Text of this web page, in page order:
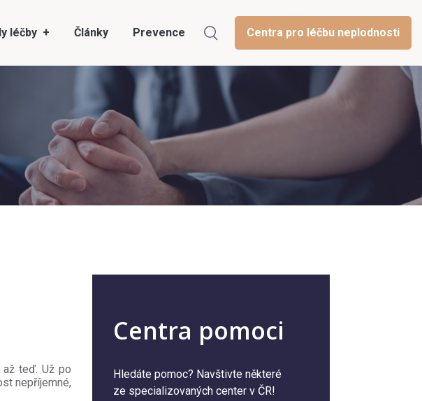
léčby Články Prevence Centra pro léčbu neplodnosti
teď. Už po
nepříjemné,
Centra pomoci
Hledáte pomoc? Navštivte některé
ze specializovaných center v ČR!